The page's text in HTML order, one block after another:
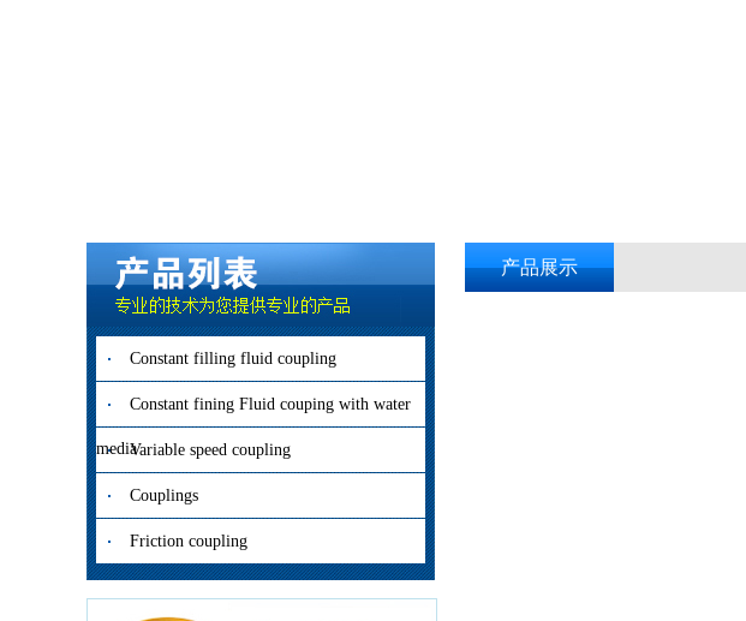
Constant filling fluid coupling
Constant fining Fluid couping with water
mediaVariable speed coupling
Couplings
Friction coupling
产品展示